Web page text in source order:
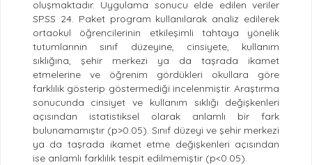
oluşmaktadır. Uygulama sonucu elde edilen veriler
SPSS 24. Paket program kullanılarak analiz edilerek
ortaokul öğrencilerinin etkileşimli tahtaya yönelik
tutumlarının sınıf düzeyine, cinsiyete, kullanım
sıklığına, şehir merkezi ya da taşrada ikamet
etmelerine ve öğrenim gördükleri okullara göre
farklılık gösterip göstermediği incelenmiştir. Araştırma
sonucunda cinsiyet ve kullanım sıklığı değişkenleri
açısından istatistiksel olarak anlamlı bir fark
bulunamamıştır (p>0.05). Sınıf düzeyi ve şehir merkezi
ya da taşrada ikamet etme değişkenleri açısından
ise anlamlı farklılık tespit edilmemiştir (p<0.05).